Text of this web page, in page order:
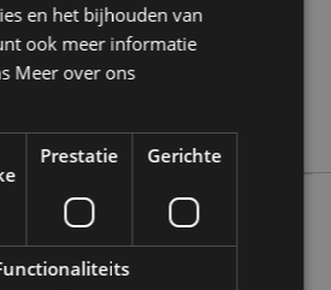
van deze lijn
en het bijhouden van
ook meer informatie
Meer over ons
Prestatie Gerichte